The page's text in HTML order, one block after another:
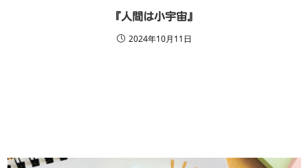
『人間は小宇宙』
2024年10月11日